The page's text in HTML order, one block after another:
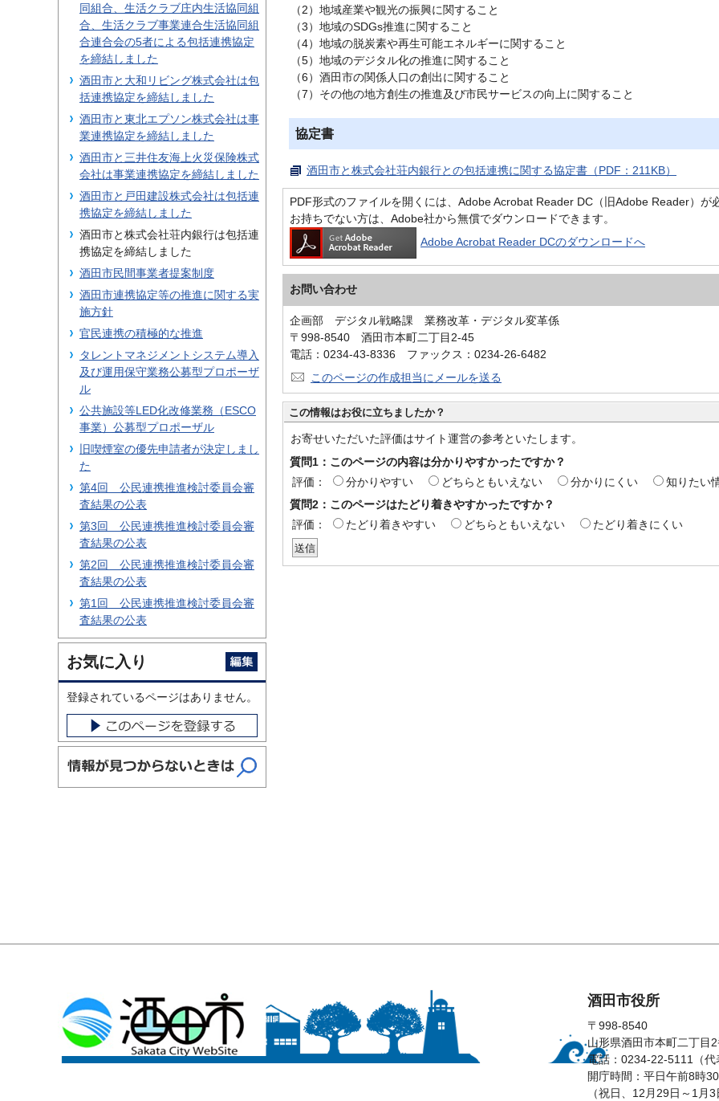
（2）地域産業や観光の振興に関すること
（3）地域のSDGs推進に関すること
（4）地域の脱炭素や再生可能エネルギーに関すること
（5）地域のデジタル化の推進に関すること
（6）酒田市の関係人口の創出に関すること
（7）その他の地方創生の推進及び市民サービスの向上に関すること
協定書
酒田市と株式会社荘内銀行との包括連携に関する協定書（PDF：211KB）
PDF形式のファイルを開くには、Adobe Acrobat Reader DC（旧Adobe Reader）が
お持ちでない方は、Adobe社から無償でダウンロードできます。
Adobe Acrobat Reader DCのダウンロードへ
お問い合わせ
企画部 デジタル戦略課 業務改革・デジタル変革係
〒998-8540 酒田市本町二丁目2-45
電話：0234-43-8336 ファックス：0234-26-6482
このページの作成担当にメールを送る
この情報はお役に立ちましたか？
お寄せいただいた評価はサイト運営の参考といたします。
質問1：このページの内容は分かりやすかったですか？
評価：
分かりやすい どちらともいえない 分かりにくい
知りたい
質問2：このページはたどり着きやすかったですか？
評価：
たどり着きやすい どちらともいえない たどり着きにくい
同組合、生活クラブ庄内生活協同組
合、生活クラブ事業連合生活協同組
合連合会の5者による包括連携協定
を締結しました
酒田市と大和リビング株式会社は包
括連携協定を締結しました
酒田市と東北エプソン株式会社は事
業連携協定を締結しました
酒田市と三井住友海上火災保険株式
会社は事業連携協定を締結しました
酒田市と戸田建設株式会社は包括連
携協定を締結しました
酒田市と株式会社荘内銀行は包括連
携協定を締結しました
酒田市民間事業者提案制度
酒田市連携協定等の推進に関する実
施方針
官民連携の積極的な推進
タレントマネジメントシステム導入
及び運用保守業務公募型プロポーザ
ル
公共施設等LED化改修業務（ESCO
事業）公募型プロポーザル
旧喫煙室の優先申請者が決定しまし
た
第4回 公民連携推進検討委員会審
査結果の公表
第3回 公民連携推進検討委員会審
査結果の公表
第2回 公民連携推進検討委員会審
査結果の公表
第1回 公民連携推進検討委員会審
査結果の公表
お気に入り
登録されているページはありません。
酒田市役所
〒998-8540
山形県酒田市本町二丁目
電話：0234-22-5111（代
開庁時間：平日午前8時
（祝日、12月29日～1月3